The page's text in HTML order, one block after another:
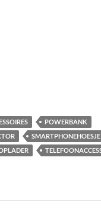
POWERBANK
SMARTPHONEHOESJE